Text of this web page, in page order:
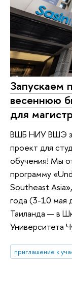
Запускаем
весеннюю
для
ВШБ НИУ ВШЭ
проект для
обучения! Мы
программу
Southeast
года (3-10 мая
Таиланда — в
Университета
приглашение к